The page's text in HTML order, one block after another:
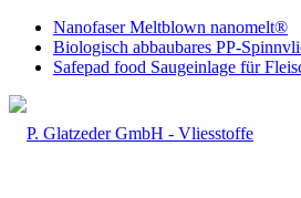
Nanofaser Meltblown nanomelt®
Biologisch abbaubares PP-
Safepad food Saugeinlage für